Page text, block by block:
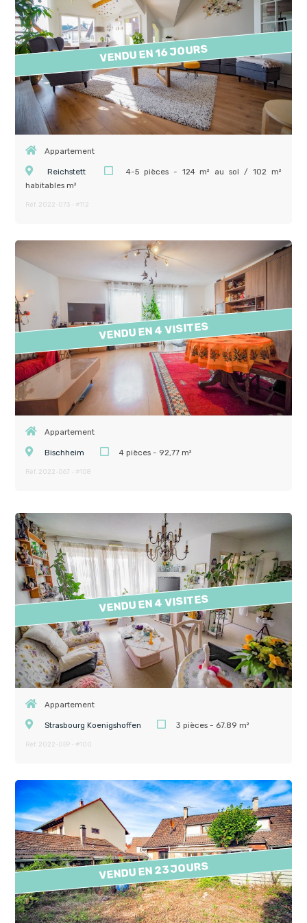
Appartement
Reichstett
4-5 pièces - 124 m² au sol / 102 m²
habitables m²
Réf. 2022-073 - #112
VENDU EN 16 JOURS
Appartement
Bischheim 4 pièces - 92,77 m²
Réf. 2022-067 - #108
VENDU EN 4 VISITES
Appartement
Strasbourg Koenigshoffen 3 pièces - 67.89 m²
Réf. 2022-059 - #100
VENDU EN 4 VISITES
VENDU EN 23 JOURS